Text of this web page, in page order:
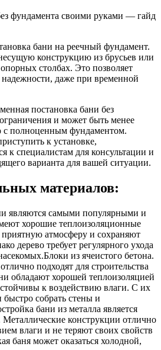
бани на реечный фундамент.
конструкцию из брусьев или
столбах. Это позволяет
надежности, даже при временной
постановка бани без
и может быть менее
полноценным фундаментом.
к установке,
к специалистам для консультации и
варианта для вашей ситуации.
материалов:
являются самыми популярными и
хорошие теплоизоляционные
приятную атмосферу и сохраняют
дерево требует регулярного ухода
из ячеистого бетона.
подходят для строительства
обладают хорошей теплоизоляцией
к воздействию влаги. С их
собрать стены и
бани из металла является
конструкции отлично
влаги и не теряют своих свойств
баня может оказаться холодной,